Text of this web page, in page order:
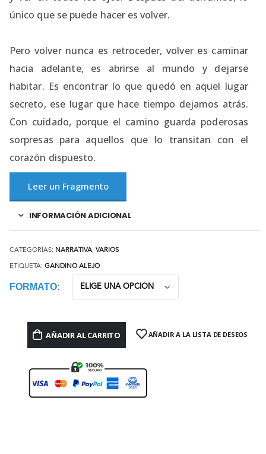
único que se puede hacer es volver.
Pero volver nunca es retroceder, volver es caminar
hacia adelante, es abrirse al mundo y dejarse
habitar. Es encontrar lo que quedó en aquel lugar
secreto, ese lugar que hace tiempo dejamos atrás.
Con cuidado, porque el camino guarda poderosas
sorpresas para aquellos que lo transitan con el
corazón dispuesto.
Leer un Fragmento
INFORMACIÓN ADICIONAL
CATEGORÍAS: NARRATIVA, VARIOS
ETIQUETA: GANDINO ALEJO
FORMATO
AÑADIR AL CARRITO AÑADIR A LA LISTA DE DESEOS